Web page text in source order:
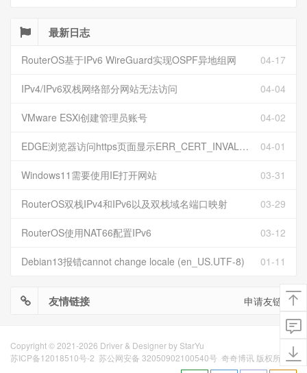
最新日志
04-17
RouterOS基于IPv6 WireGuard实现OSPF异地组网
04-04
IPv4/IPv6双栈网络部分网站无法访问
04-02
VMware ESXi创建管理员账号
04-01
EDGE浏览器访问https页面显示ERR_CERT_INVALID且无法跳过继续访问
03-31
Windows11需要使用IE打开网站
03-29
RouterOS双栈IPv4和IPv6以及双栈域名端口映射
03-12
RouterOS使用NAT66配置IPv6
01-11
Debian13报错cannot change locale (en_US.UTF-8)
友情链接 申请友链
Copyright © 2021-2026 Driver & Designer by StarYu
苏ICP备12018510号-2 苏公网安备 32050902100540号 奇奇博讯 版权所有